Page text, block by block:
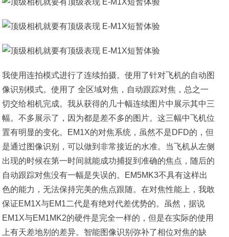
我使用连拍模式进行了连续拍摄。使用了针对飞机的自动图
像识别模式。使用了 全区域对焦，自动跟踪对焦，总之一
切交给相机完成。我从获得的几十幅连续图片中展示其中三
幅。不多展示了，因为都是差不多的图片。这三幅中飞机位
置有明显的变化。EM1X的对焦系统，虽然不是DFD的，但
是通过图像识别，可以做到非常接近的水准。当飞机从左侧
出现的时候在第一时间就能成功捕捉到准确的焦点，随后的
自动跟踪对焦没有一幅是失误的。EM5MK3不具有这样出
色的能力，无法保持完美的焦点跟随。在对焦性能上，我敢
保证EM1X与EM1二代是有绝对代差优势的。虽然，据说
EM1X与EM1MK2的硬件是完全一样的，但是在实际的使用
上有天差地别的差异。智能图像识别弥补了相位对焦的缺